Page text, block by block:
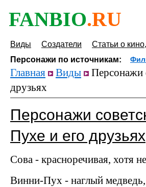
FANBIO.RU
Виды Создатели
Статьи о
Персонажи по источникам:
Главная Виды
Персонажи
друзьях
Персонажи
Пухе и его друзьях
Сова - красноречивая, хотя
Винни-Пух - наглый